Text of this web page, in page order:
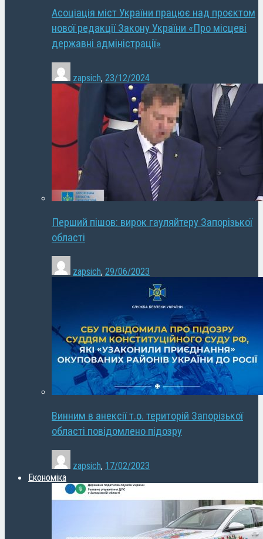
Асоціація міст України працює над проєктом
нової редакції Закону України «Про місцеві
державні адміністрації»
zapsich, 23/12/2024
Перший пішов: вирок гауляйтеру Запорізької
області
zapsich, 29/06/2023
Винним в анексії т.о. територій Запорізької
області повідомлено підозру
zapsich, 17/02/2023
Економіка